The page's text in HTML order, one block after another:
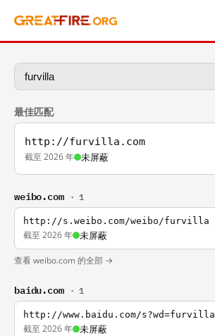
最佳匹配
http://furvilla.com
截至 2026 年 未屏蔽
weibo.com · 1
http://s.weibo.com/weibo/furvilla
截至 2026 年 未屏蔽
查看 weibo.com 的全部 →
baidu.com · 1
http://www.baidu.com/s?wd=furvilla
截至 2026 年 未屏蔽